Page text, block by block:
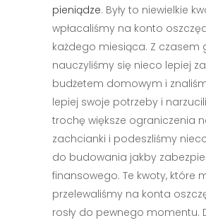
pieniądze. Były to niewielkie
wpłacaliśmy na konto
każdego miesiąca. Z czasem
nauczyliśmy się nieco lepiej
budżetem domowym i
lepiej swoje potrzeby i
trochę większe ograniczenia
zachcianki i podeszliśmy
do budowania jakby
finansowego. Te kwoty, które
przelewaliśmy na konta
rosły do pewnego momentu.